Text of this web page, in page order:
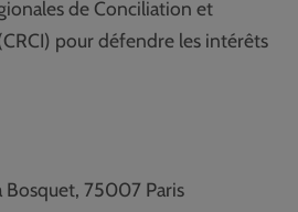
de Conciliation et
pour défendre les intérêts
Bosquet, 75007 Paris